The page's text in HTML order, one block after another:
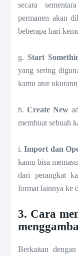
secara
permanen akan
beberapa hari
g. Start
yang sering
kamu atur
h. Create New
membuat sebuah
i.Import dan
kamu bisa
dari perangkat
format lainnya ke
3. Cara
Berkaitan